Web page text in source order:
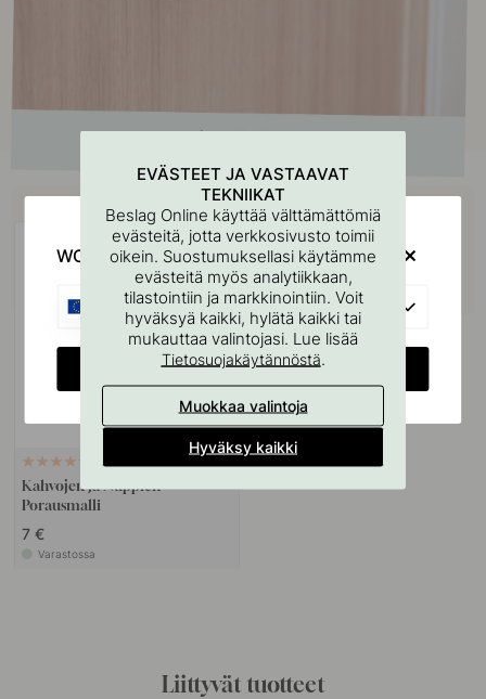
Osta yhdessä
127
Kahvojen Ja Nuppien
Porausmalli
7 €
Varastossa
Liittyvät tuotteet
EVÄSTEET JA VASTAAVAT
TEKNIIKAT
Beslag Online käyttää välttämättömiä
evästeitä, jotta verkkosivusto toimii
oikein. Suostumuksellasi käytämme
evästeitä myös analytiikkaan,
tilastointiin ja markkinointiin. Voit
hyväksyä kaikki, hylätä kaikki tai
mukauttaa valintojasi. Lue lisää
Tietosuojakäytännöstä.
Muokkaa valintoja
Hyväksy kaikki
WOULD YOU RATHER VISIT?
EU
CHANGE COUNTRY